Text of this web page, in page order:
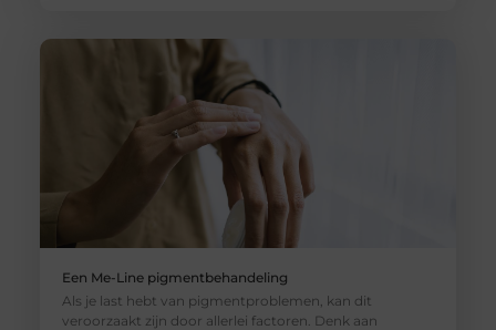
Een Me-Line pigmentbehandeling
Als je last hebt van pigmentproblemen, kan dit
veroorzaakt zijn door allerlei factoren. Denk aan